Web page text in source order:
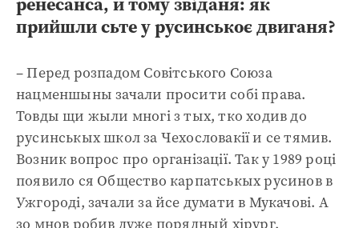
прийшли сьте у русинськоє двиганя?
– Перед розпадом Совітського Союза
нацменшыны зачали просити собі права.
Товды щи жыли многі з тых, тко ходив до
русинськых школ за Чехословакії и се тямив.
Возник вопрос про організації. Так у 1989 році
появило ся Общество карпатськых русинов в
Ужгороді, зачали за йсе думати в Мукачові. А
зо мнов робив дуже порядный хірург,